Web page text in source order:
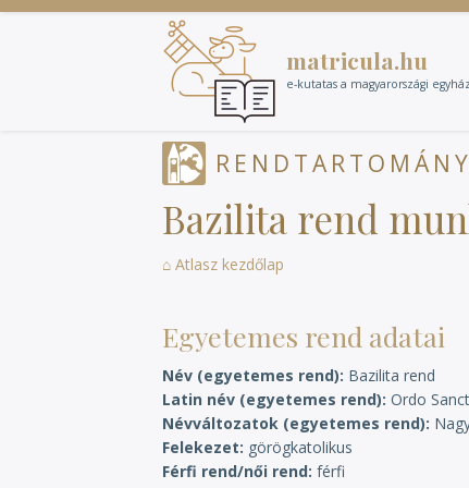
Ugrás
matricula.hu
e-kutatas a magyarországi
RENDTARTOMÁNY
Bazilita rend
⌂ Atlasz kezdőlap
Egyetemes rend adatai
Név (egyetemes rend) Bazilita rend
Latin név (egyetemes rend) Ordo
Névváltozatok (egyetemes rend)
Felekezet görögkatolikus
Férfi rend/női rend férfi